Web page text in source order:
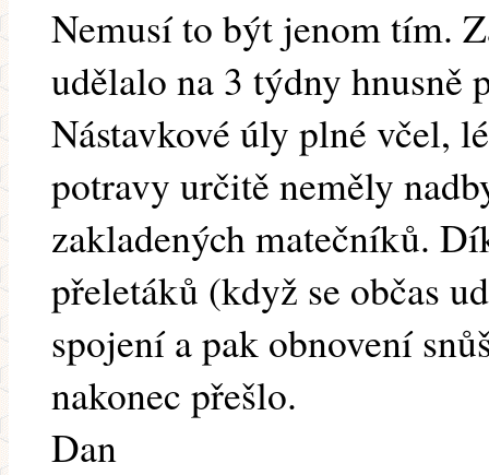
Nemusí to být jenom tím.
udělalo na 3 týdny hnusně
Nástavkové úly plné včel,
potravy určitě neměly
zakladených matečníků.
přeletáků (když se občas
spojení a pak obnovení
nakonec přešlo.
Dan